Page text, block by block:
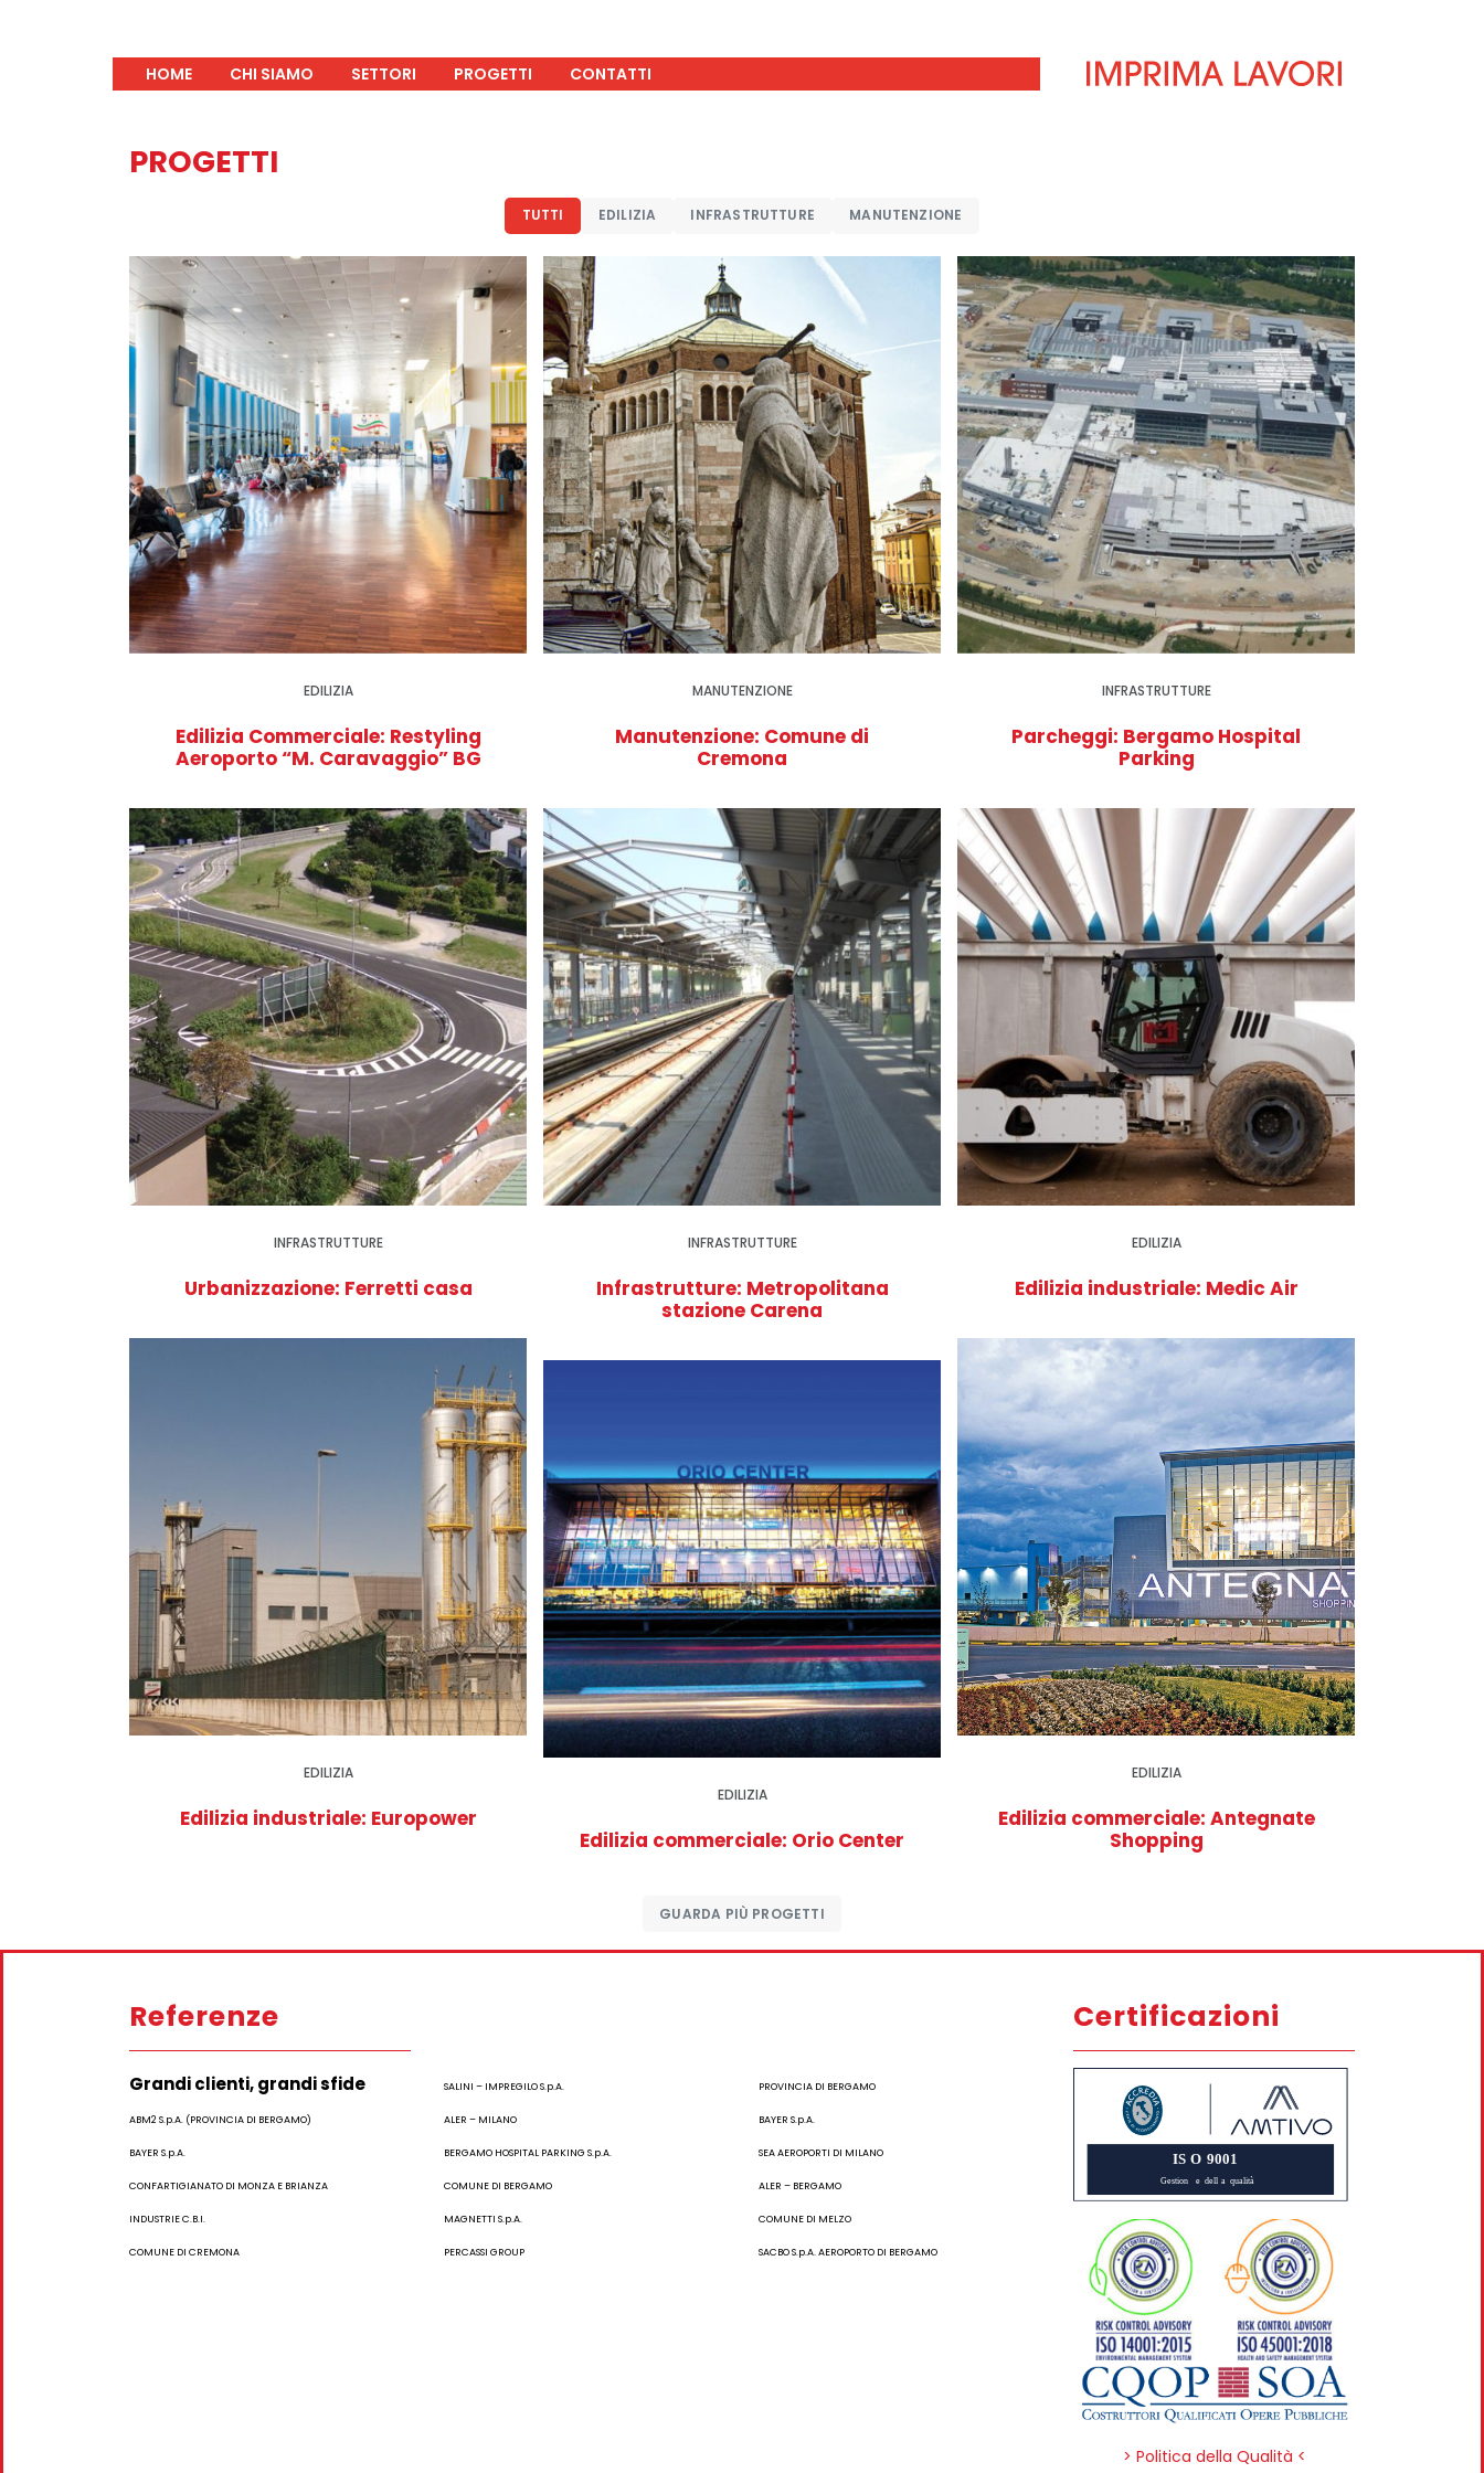
HOME CHI SIAMO SETTORI PROGETTI CONTATTI
PROGETTI
TUTTI EDILIZIA INFRASTRUTTURE MANUTENZIONE
EDILIZIA
Edilizia Commerciale: Restyling
Aeroporto “M. Caravaggio” BG
MANUTENZIONE
Manutenzione: Comune di
Cremona
INFRASTRUTTURE
Parcheggi: Bergamo Hospital
Parking
INFRASTRUTTURE
Urbanizzazione: Ferretti casa
INFRASTRUTTURE
Infrastrutture: Metropolitana
stazione Carena
EDILIZIA
Edilizia industriale: Medic Air
EDILIZIA
Edilizia industriale: Europower
EDILIZIA
Edilizia commerciale: Antegnate
Shopping
EDILIZIA
Edilizia commerciale: Orio Center
GUARDA PIÙ PROGETTI
Referenze
Grandi clienti, grandi sfide
ABM2 S.p.A. (PROVINCIA DI BERGAMO)
BAYER S.p.A.
CONFARTIGIANATO DI MONZA E BRIANZA
INDUSTRIE C.B.I.
COMUNE DI CREMONA
SALINI – IMPREGILO S.p.A.
ALER – MILANO
BERGAMO HOSPITAL PARKING S.p.A.
COMUNE DI BERGAMO
MAGNETTI S.p.A.
PERCASSI GROUP
PROVINCIA DI BERGAMO
BAYER S.p.A.
SEA AEROPORTI DI MILANO
ALER – BERGAMO
COMUNE DI MELZO
SACBO S.p.A. AEROPORTO DI BERGAMO
Certificazioni
> Politica della Qualità <